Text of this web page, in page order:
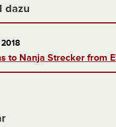
dazu
to Nanja Strecker from